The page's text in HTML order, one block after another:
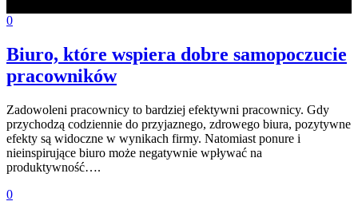
0
Biuro, które wspiera dobre samopoczucie
pracowników
Zadowoleni pracownicy to bardziej efektywni pracownicy. Gdy
przychodzą codziennie do przyjaznego, zdrowego biura, pozytywne
efekty są widoczne w wynikach firmy. Natomiast ponure i
nieinspirujące biuro może negatywnie wpływać na
produktywność….
0